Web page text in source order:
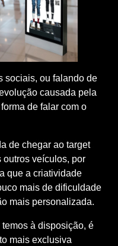
sociais, ou falando de
causada pela
de falar com o
de chegar ao target
outros veículos, por
que a criatividade
mais de dificuldade
mais personalizada.
à disposição, é
mais exclusiva